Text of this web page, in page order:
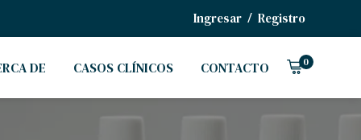
Ingresar / Registro
DE CASOS CLÍNICOS CONTACTO 0